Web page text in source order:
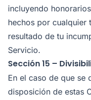
incluyendo
hechos por cualquier
resultado de tu
Servicio.
Sección 15 –
En el caso de que se
disposición de estas